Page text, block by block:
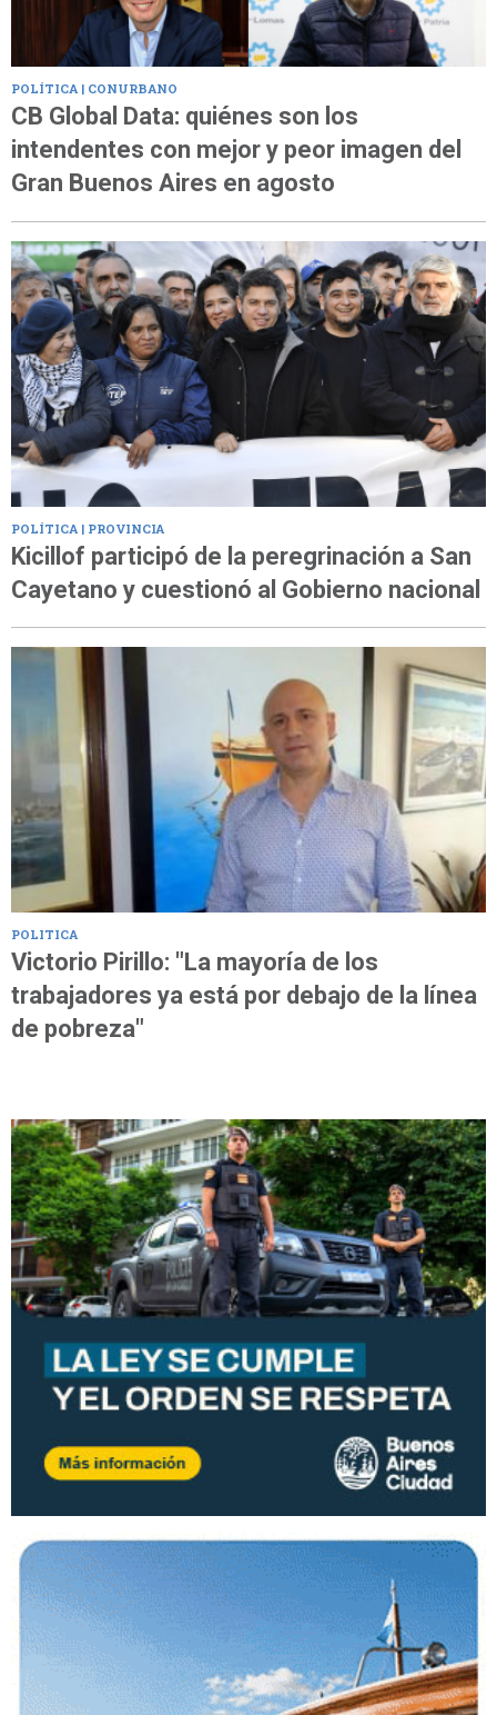
POLÍTICA | CONURBANO
CB Global Data: quiénes son los
intendentes con mejor y peor imagen del
Gran Buenos Aires en agosto
POLÍTICA | PROVINCIA
Kicillof participó de la peregrinación a San
Cayetano y cuestionó al Gobierno nacional
POLITICA
Victorio Pirillo: "La mayoría de los
trabajadores ya está por debajo de la línea
de pobreza"